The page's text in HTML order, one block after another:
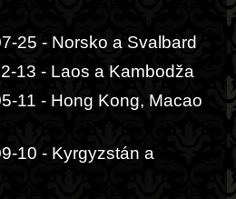
25 - Norsko a Svalbard
13 - Laos a Kambodža
11 - Hong Kong, Macao
10 - Kyrgyzstán a